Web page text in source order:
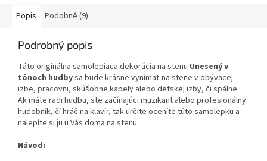
Popis Podobné (9)
Podrobný popis
Táto originálna samolepiaca dekorácia na stenu Unesený v
tónoch hudbysa bude krásne vynímať na stene v obývacej
izbe, pracovni, skúšobne kapely alebo detskej izby, či spálne.
Ak máte radi hudbu, ste začínajúci muzikant alebo profesionálny
hudobník, čí hráč na klavír, tak určite oceníte túto samolepku a
nalepíte si ju u Vás doma na stenu.
Návod: